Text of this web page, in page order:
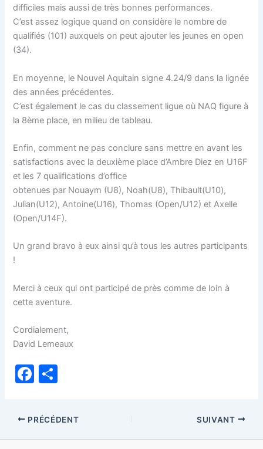
difficiles mais aussi de très bonnes performances.
C’est assez logique quand on considère le nombre de
qualifiés (101) auxquels on peut ajouter les jeunes en open
(34).
En moyenne, le Nouvel Aquitain signe 4.24/9 dans la lignée
des années précédentes.
C’est également le cas du classement ligue où NAQ figure à
la 8ème place, en milieu de tableau.
Enfin, comment ne pas conclure sans mettre en avant les
satisfactions avec la deuxième place d’Ambre Diez en U16F
et les 7 qualifications d’office
obtenues par Nouaym (U8), Noah(U8), Thibault(U10),
Julian(U12), Antoine(U16), Thomas (Open/U12) et Axelle
(Open/U14F).
Un grand bravo à eux ainsi qu’à tous les autres participants
!
Merci à ceux qui ont participé de près comme de loin à
cette aventure.
Cordialement,
David Lemeaux
F
c
e
ta
g
PRÉCÉDENT SUIVANT